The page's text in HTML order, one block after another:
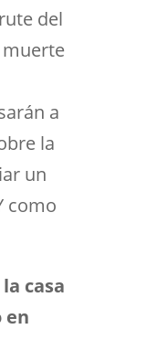
del
muerte
a
la
un
como
casa
en